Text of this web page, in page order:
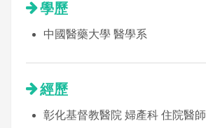
學歷
中國醫藥大學 醫學系
經歷
彰化基督教醫院 婦產科 住院醫師